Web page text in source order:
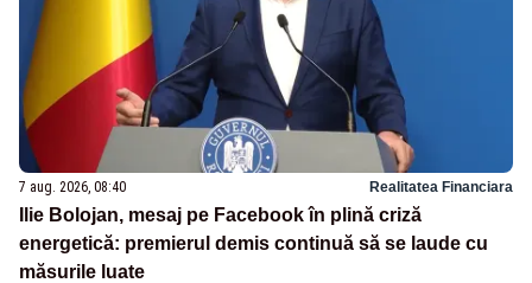
7 aug. 2026, 08:40 Realitatea Financiara
Ilie Bolojan, mesaj pe Facebook în plină criză
energetică: premierul demis continuă să se laude cu
măsurile luate